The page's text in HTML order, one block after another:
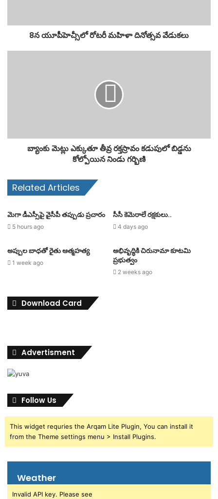
8న యూపీహెచ్సీలో రోటరీ మహిళా దినోత్సవ వేడుకలు
బ్యాంకు మెట్లు ఎక్కుతూ తీవ్ర రక్తస్రావం కడుపులో బిడ్డను
కోల్పోయిన నిండు గర్భిణి
Related Articles
మెగా డీఎస్సీపై వైసీపీ తప్పుడు ప్రచారం
5 hours ago
సీసీ కెమెరాలే రక్షకులు..
4 days ago
అప్పుల బాధతో రైతు ఆత్మహత్య
1 week ago
అభివృద్ధికి చిరునామా కూటమి
ప్రభుత్వం
2 weeks ago
Download Card
Advertisment
Follow Us
This widget requries the Arqam Lite Plugin, You can install it
from the Theme settings menu > Install Plugins.
Weather
Invalid API key. Please see